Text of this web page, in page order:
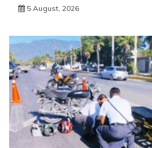
5 August, 2026